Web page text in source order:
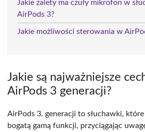
Jakie zalety ma czuły mikrofon w
AirPods 3?
Jakie możliwości sterowania w
Jakie są najważniejsze
AirPods 3 generacji?
AirPods 3. generacji to słuchawki,
bogatą gamą funkcji, przyciągając